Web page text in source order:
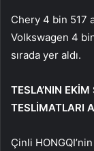
Chery 4 bin 517
Volkswagen 4
sırada yer aldı.
TESLA’NIN
TESLİMATLARI
Çinli